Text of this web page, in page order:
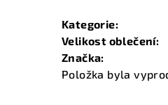
Kategorie:
Velikost oblečení:
Značka:
Položka byla